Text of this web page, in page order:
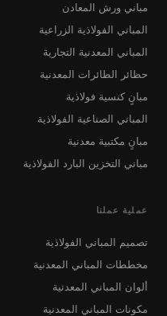
مباني ورش المعادن
المباني الفولاذية الزراعية
المباني المعدنية التجارية
حظائر الطائرات المعدنية
مبانٍ كنسية فولاذية
المباني الصناعية الفولاذية
مبانٍ مكتبية معدنية
مباني التخزين البارد الفولاذية
عملية عملنا
تصميم المباني الفولاذية
مخططات المباني المعدنية
ألوان المباني المعدنية
مكونات المباني المعدنية